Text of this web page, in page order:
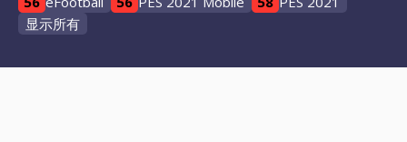
显示所有